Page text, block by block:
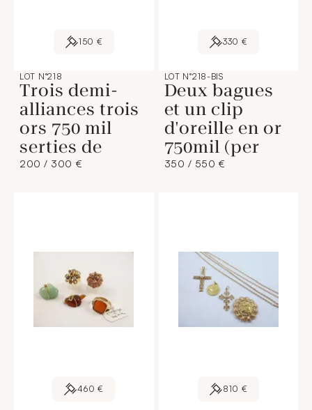
150 €
LOT N°218
Trois demi-
alliances trois
ors 750 mil
serties de
200 / 300 €
330 €
LOT N°218-BIS
Deux bagues
et un clip
d'oreille en or
750mil (per
350 / 550 €
460 € 810 €